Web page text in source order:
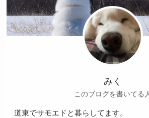
みく
このブログを書いてる
道東でサモエドと暮らしてます。